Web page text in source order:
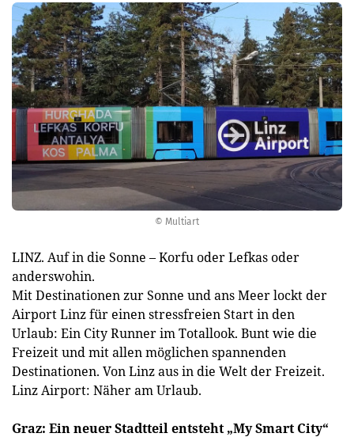
© Multiart
LINZ. Auf in die Sonne – Korfu oder Lefkas oder
anderswohin.
Mit Destinationen zur Sonne und ans Meer lockt der
Airport Linz für einen stressfreien Start in den
Urlaub: Ein City Runner im Totallook. Bunt wie die
Freizeit und mit allen möglichen spannenden
Destinationen. Von Linz aus in die Welt der Freizeit.
Linz Airport: Näher am Urlaub.
Graz: Ein neuer Stadtteil entsteht „My Smart City“